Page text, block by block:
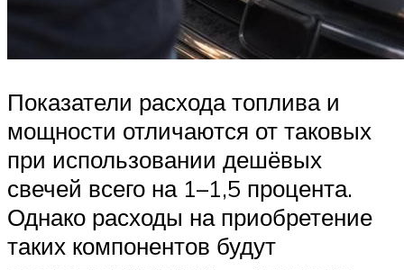
Показатели расхода топлива и
мощности отличаются от таковых
при использовании дешёвых
свечей всего на 1–1,5 процента.
Однако расходы на приобретение
таких компонентов будут